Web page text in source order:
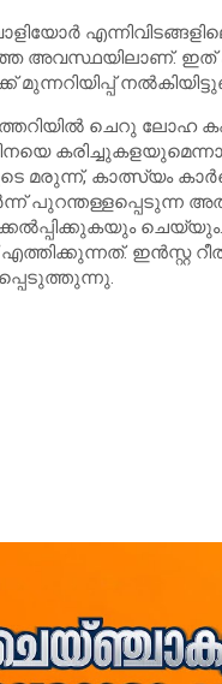
അവസ്ഥയിലാണ്. ഇത്
ചെറു
മരുന്ന്,
പുറന്തള്ളപ്പെടുന്ന
എത്തിക്കുന്നത്.